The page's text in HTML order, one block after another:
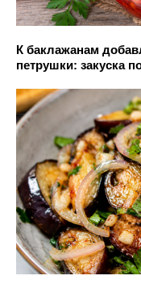
К баклажанам
петрушки: закуска